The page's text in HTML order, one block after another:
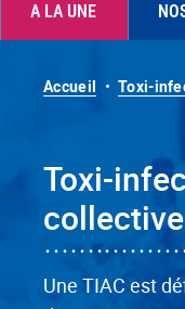
A LA UNE
Accueil Toxi-
Toxi-
Une TIAC est